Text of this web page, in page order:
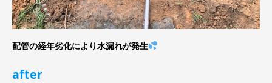
配管の経年劣化により水漏れが発生
after